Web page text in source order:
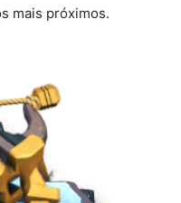
mais próximos.